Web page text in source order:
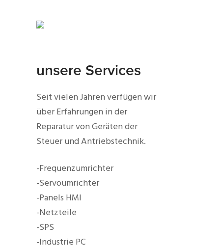
unsere Services
Seit vielen Jahren verfügen wir
über Erfahrungen in der
Reparatur von Geräten der
Steuer und Antriebstechnik.
-Frequenzumrichter
-Servoumrichter
-Panels HMI
-Netzteile
-SPS
-Industrie PC